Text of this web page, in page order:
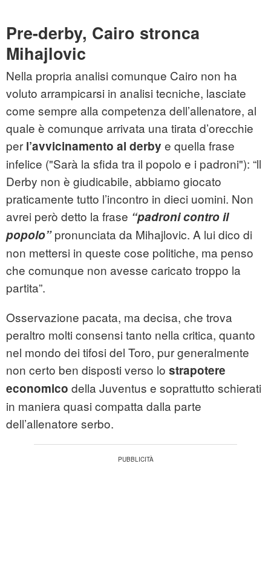
Pre-derby, Cairo stronca
Mihajlovic
Nella propria analisi comunque Cairo non ha
voluto arrampicarsi in analisi tecniche, lasciate
come sempre alla competenza dell’allenatore, al
quale è comunque arrivata una tirata d’orecchie
per l’avvicinamento al derby e quella frase
infelice ("Sarà la sfida tra il popolo e i padroni"): “ll
Derby non è giudicabile, abbiamo giocato
praticamente tutto l’incontro in dieci uomini. Non
avrei però detto la frase “padroni contro il
popolo”pronunciata da Mihajlovic. A lui dico di
non mettersi in queste cose politiche, ma penso
che comunque non avesse caricato troppo la
partita”.
Osservazione pacata, ma decisa, che trova
peraltro molti consensi tanto nella critica, quanto
nel mondo dei tifosi del Toro, pur generalmente
non certo ben disposti verso lo strapotere
economico della Juventus e soprattutto schierati
in maniera quasi compatta dalla parte
dell’allenatore serbo.